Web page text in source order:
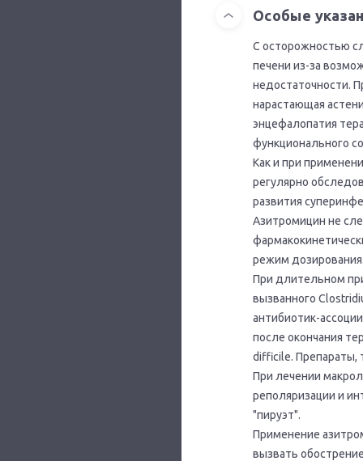
Особые
С осторожностью
печени из-за
недостаточности.
нарастающая
энцефалопатия
функционального
Как и при
регулярно
развития
Азитромицин не
режим
При длительном
вызванного
антибиотик-
после окончания
difficile. Препараты,
При лечении
реполяризации и
"пируэт".
Применение
вызвать